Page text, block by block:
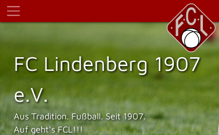
FC Lindenberg 1907
e.V.
Aus Tradition. Fußball. Seit 1907.
Auf geht's FCL!!!